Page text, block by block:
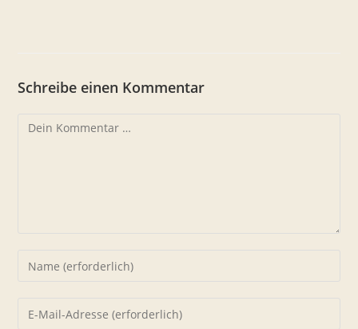
Schreibe einen Kommentar
Kommentar
Gib
oder
Gib